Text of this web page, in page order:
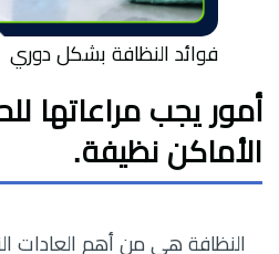
فوائد النظافة بشكل دوري
أمور يجب مراعاتها
الأماكن نظيفة.
النظافة هي من أهم العادات